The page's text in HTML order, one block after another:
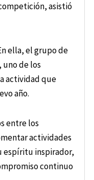
asistió
ella, el grupo de
uno de los
actividad que
año.
entre los
actividades
espíritu inspirador,
continuo